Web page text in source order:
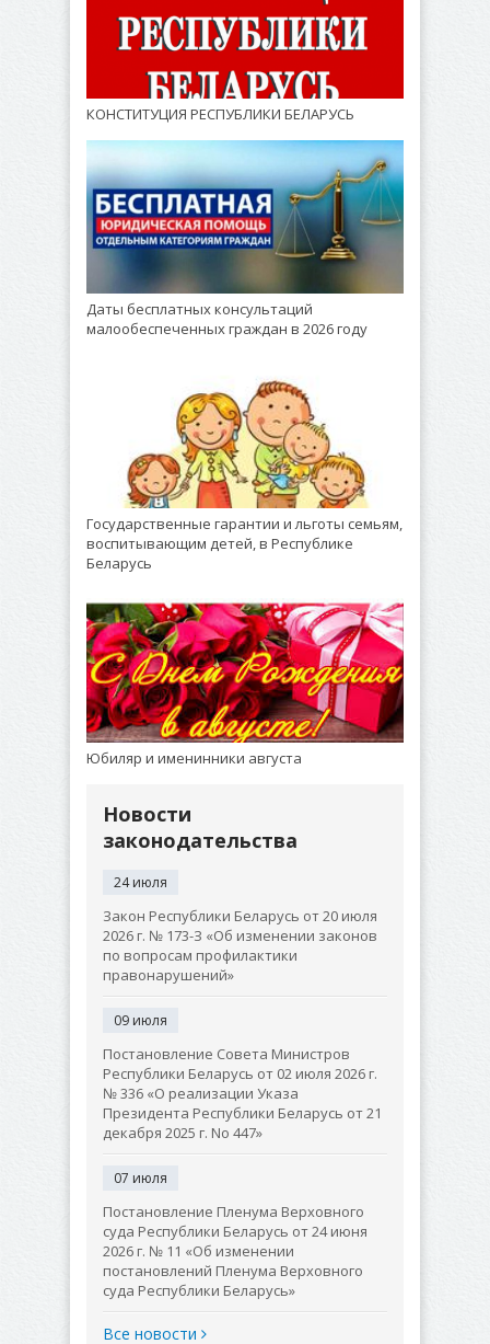
КОНСТИТУЦИЯ РЕСПУБЛИКИ БЕЛАРУСЬ
Даты бесплатных консультаций
малообеспеченных граждан в 2026 году
Государственные гарантии и льготы семьям,
воспитывающим детей, в Республике
Беларусь
Юбиляр и именинники августа
Новости
законодательства
24 июля
Закон Республики Беларусь от 20 июля
2026 г. № 173-З «Об изменении законов
по вопросам профилактики
правонарушений»
09 июля
Постановление Совета Министров
Республики Беларусь от 02 июля 2026 г.
№ 336 «О реализации Указа
Президента Республики Беларусь от 21
декабря 2025 г. No 447»
07 июля
Постановление Пленума Верховного
суда Республики Беларусь от 24 июня
2026 г. № 11 «Об изменении
постановлений Пленума Верховного
суда Республики Беларусь»
Все новости